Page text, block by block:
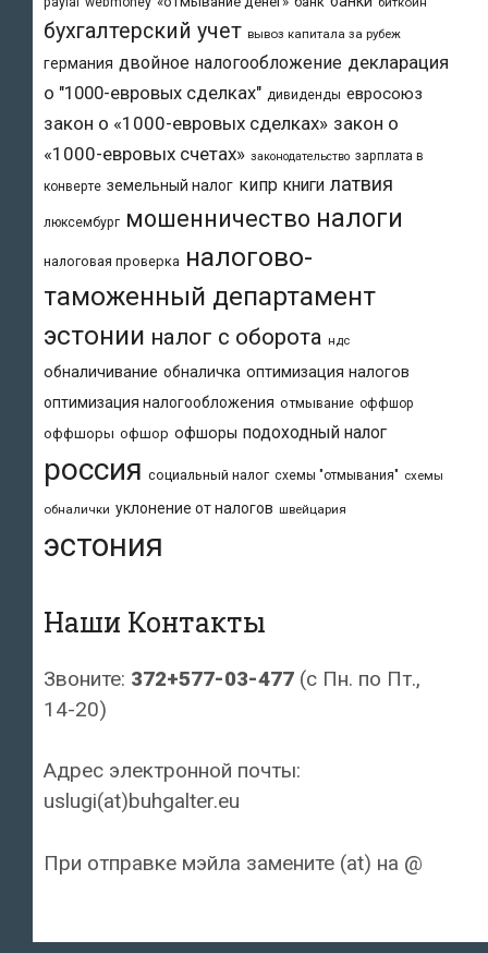
бухгалтерский учет вывоз капитала за рубеж
германия двойное налогообложение декларация
о "1000-евровых сделках" дивиденды евросоюз
закон о «1000-евровых сделках» закон о
«1000-евровых счетах» законодательство зарплата в
конверте земельный налог кипр книги латвия
люксембург мошенничество налоги
налоговая проверка налогово-
таможенный департамент
эстонии налог с оборота ндс
обналичивание обналичка оптимизация налогов
оптимизация налогообложения отмывание оффшор
оффшоры офшор офшоры подоходный налог
россия социальный налог схемы "отмывания" схемы
обналички уклонение от налогов швейцария
эстония
Наши Контакты
Звоните: 372+577-03-477 (с Пн. по Пт.,
14-20)
Адрес электронной почты:
uslugi(at)buhgalter.eu
При отправке мэйла замените (at) на @